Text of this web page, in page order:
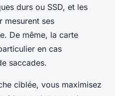
durs ou SSD, et les
mesurent ses
De même, la carte
en cas
saccades.
ciblée, vous maximisez